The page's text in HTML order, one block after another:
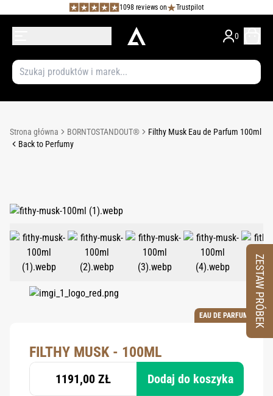
1098 reviews on Trustpilot
0
Strona główna BORNTOSTANDOUT®
Filthy Musk Eau de Parfum 100ml
Back to Perfumy
EAU DE PARFUM
FILTHY MUSK - 100ML
1191,00 ZŁ Dodaj do koszyka
ZESTAW PRÓBEK